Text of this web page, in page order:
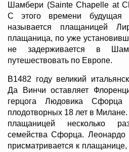
Шамбери (Sainte Chapelle at
С этого времени будущая
называется плащаницей
плащаница, по уже
не задерживается в
путешествовать по Европе.
В1482 году великий
Да Винчи оставляет
герцога Людовика Сфорца
плодотворных 18 лет в
плащаницей несколько
семейства Сфорца. Леонардо
присматривается к